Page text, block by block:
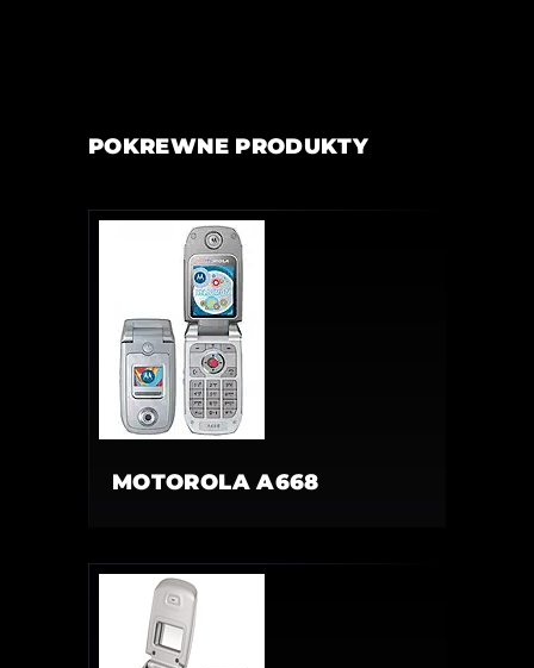
POKREWNE PRODUKTY
MOTOROLA A668